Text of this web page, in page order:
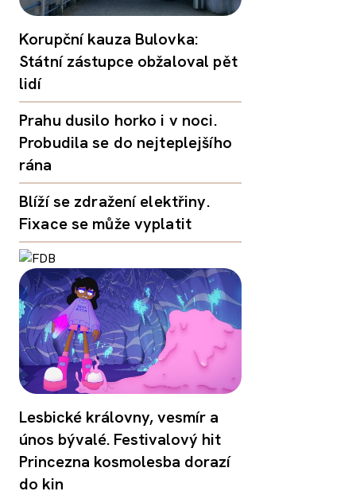
Korupční kauza Bulovka:
Státní zástupce obžaloval pět
lidí
Prahu dusilo horko i v noci.
Probudila se do nejteplejšího
rána
Blíží se zdražení elektřiny.
Fixace se může vyplatit
Lesbické královny, vesmír a
únos bývalé. Festivalový hit
Princezna kosmolesba dorazí
do kin